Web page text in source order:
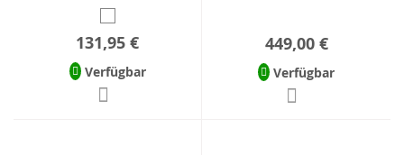
131,95 €
Verfügbar
449,00 €
Verfügbar